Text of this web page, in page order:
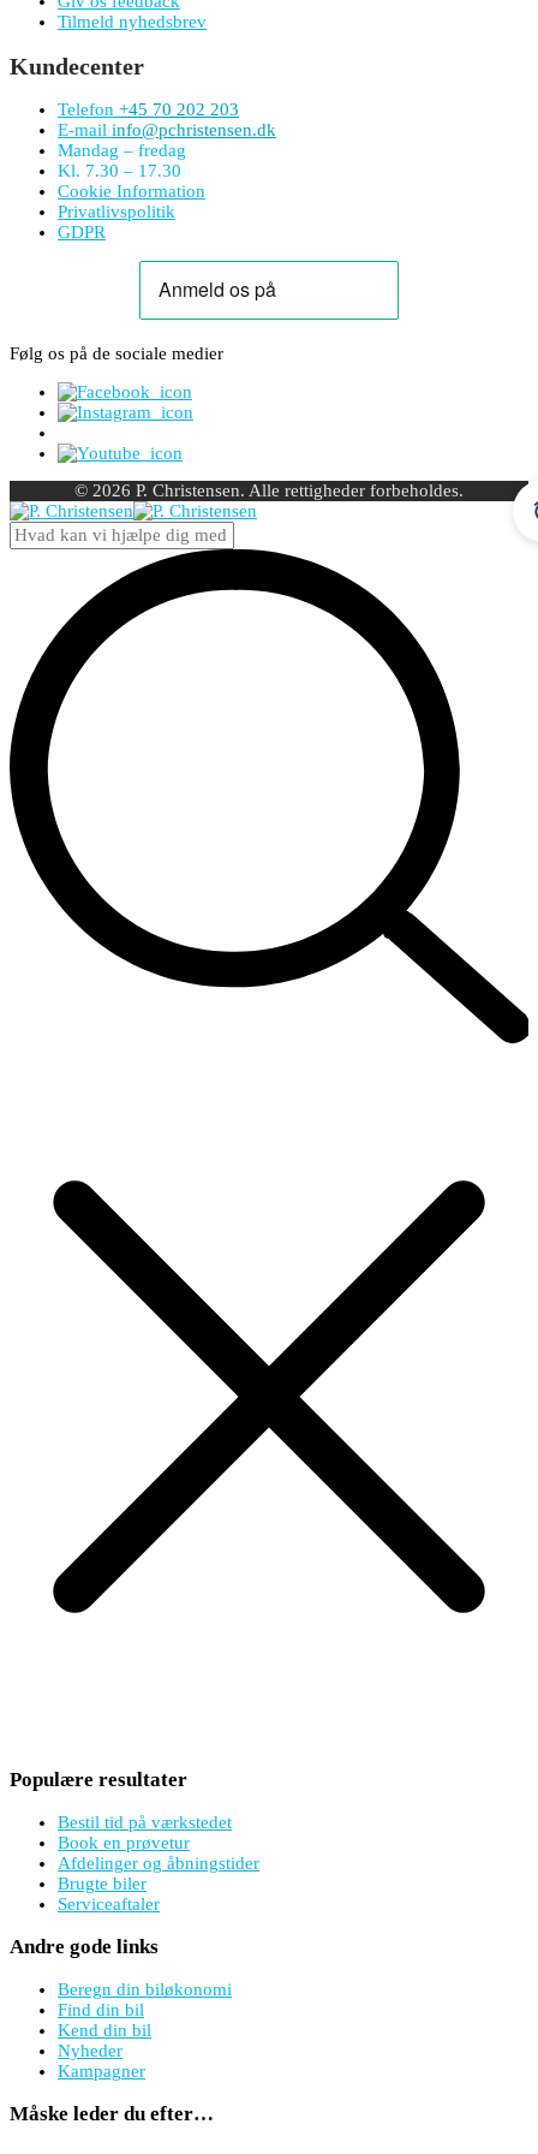
Tilmeld nyhedsbrev
Kundecenter
Telefon +45 70 202 203
E-mail info@pchristensen.dk
Mandag – fredag
Kl. 7.30 – 17.30
Cookie Information
Privatlivspolitik
GDPR
Følg os på de sociale medier
© 2026 P. Christensen. Alle rettigheder forbeholdes.
Populære resultater
Bestil tid på værkstedet
Book en prøvetur
Afdelinger og åbningstider
Brugte biler
Serviceaftaler
Andre gode links
Beregn din biløkonomi
Find din bil
Kend din bil
Nyheder
Kampagner
Måske leder du efter…